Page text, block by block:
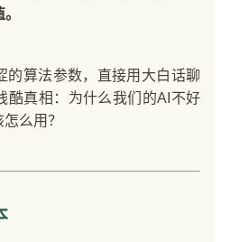
的算法参数，直接用大白话聊
酷真相：为什么我们的AI不好
么用？